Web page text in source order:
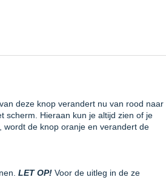
deze knop verandert nu van rood naar
scherm. Hieraan kun je altijd zien of je
de knop oranje en verandert de
LET OP! Voor de uitleg in de ze